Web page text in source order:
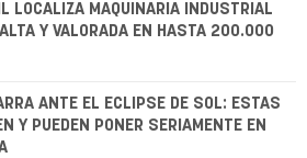
LOCALIZA MAQUINARIA INDUSTRIAL
Y VALORADA EN HASTA 200.000
ANTE EL ECLIPSE DE SOL: ESTAS
Y PUEDEN PONER SERIAMENTE EN